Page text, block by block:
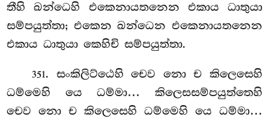
තීහි ඛන්ධෙහි එකෙනායතනෙන එකාය ධාතුයා
සම්පයුත්තා; එකෙන ඛන්ධෙන එකෙනායතනෙන
එකාය ධාතුයා කෙහිචි සම්පයුත්තා.
351. සංකිලිට්ඨෙහි චෙව නො ච කිලෙසෙහි
ධම්මෙහි යෙ ධම්මා… කිලෙසසම්පයුත්තෙහි
චෙව නො ච කිලෙසෙහි ධම්මෙහි යෙ ධම්මා…